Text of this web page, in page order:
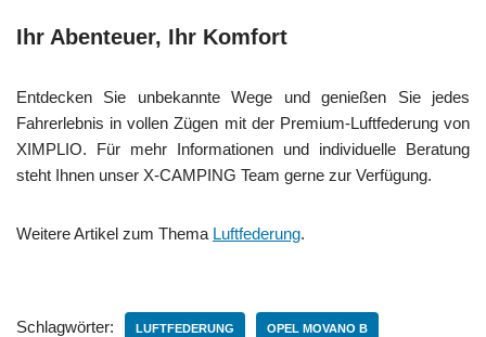
Ihr Abenteuer, Ihr Komfort
Entdecken Sie unbekannte Wege und genießen Sie jedes
Fahrerlebnis in vollen Zügen mit der Premium-Luftfederung von
XIMPLIO. Für mehr Informationen und individuelle Beratung
steht Ihnen unser X-CAMPING Team gerne zur Verfügung.
Weitere Artikel zum Thema Luftfederung.
Schlagwörter: LUFTFEDERUNG OPEL MOVANO B